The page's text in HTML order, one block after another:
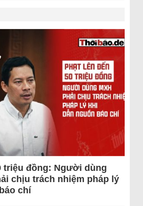
triệu đồng: Người dùng
chịu trách nhiệm pháp lý
chí